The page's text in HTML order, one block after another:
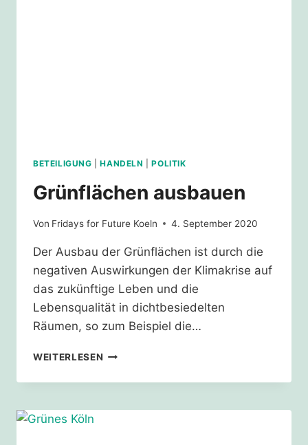
BETEILIGUNG |HANDELN |POLITIK
Grünflächen ausbauen
Von Fridays for Future Koeln 4. September 2020
Der Ausbau der Grünflächen ist durch die
negativen Auswirkungen der Klimakrise auf
das zukünftige Leben und die
Lebensqualität in dichtbesiedelten
Räumen, so zum Beispiel die…
WEITERLESEN GRÜNFLÄCHEN